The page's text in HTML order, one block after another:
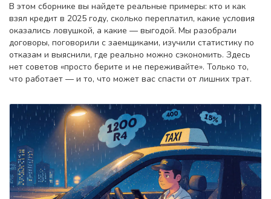
В этом сборнике вы найдете реальные примеры: кто и как
взял кредит в 2025 году, сколько переплатил, какие условия
оказались ловушкой, а какие — выгодой. Мы разобрали
договоры, поговорили с заемщиками, изучили статистику по
отказам и выяснили, где реально можно сэкономить. Здесь
нет советов «просто берите и не переживайте». Только то,
что работает — и то, что может вас спасти от лишних трат.